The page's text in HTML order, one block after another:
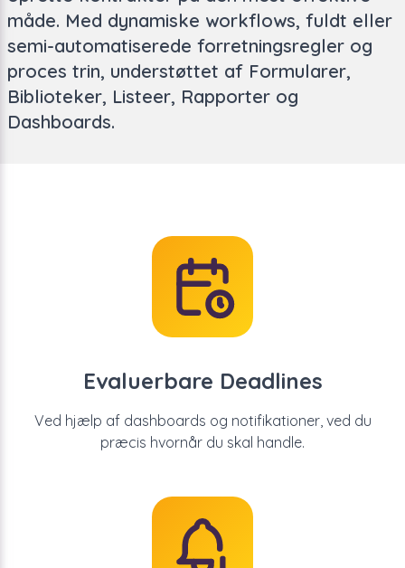
måde. Med dynamiske workflows, fuldt eller
semi-automatiserede forretningsregler og
proces trin, understøttet af Formularer,
Biblioteker, Listeer, Rapporter og
Dashboards.
Evaluerbare Deadlines
Ved hjælp af dashboards og notifikationer, ved du
præcis hvornår du skal handle.